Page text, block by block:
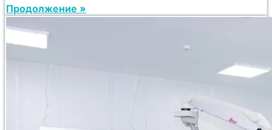
Продолжение »